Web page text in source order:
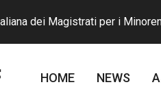
dei Magistrati per i
HOME NEWS